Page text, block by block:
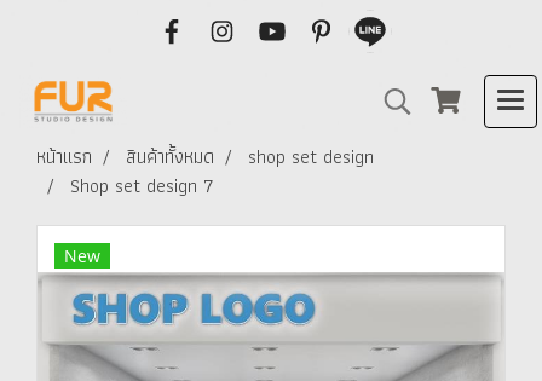
หน้าแรก สินค้าทั้งหมด
shop set design
Shop set design 7
New